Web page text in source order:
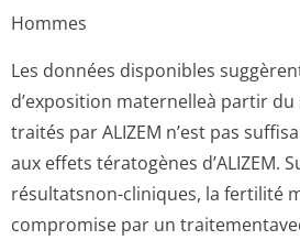
Hommes
Les données disponibles
d’exposition maternelleà partir
traités par ALIZEM n’est pas
aux effets tératogènes d’ALIZEM.
résultatsnon-cliniques, la fertilité
compromise par un